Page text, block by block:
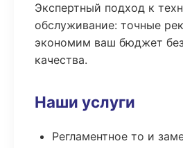
Экспертный подход к
обслуживание: точные
экономим ваш бюджет
качества.
Наши услуги
Регламентное то и